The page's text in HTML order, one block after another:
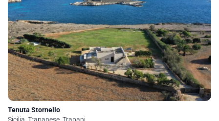
Tenuta Stornello
Sicilia, Trapanese, Trapani